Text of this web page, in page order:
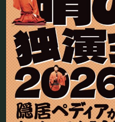
貸切パーティー・ホールレンタ
BOOKING
ライブ出演について
採